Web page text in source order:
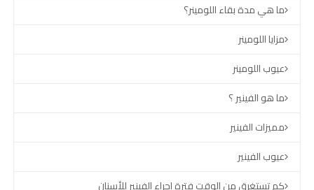
ما هي مدة بقاء اللومينر؟
مزايا اللومينر
عيوب اللومينر
ما هو الفينير ؟
مميزات الفينير
عيوب الفينير
كم تستغرق من الوقت فترة إجراء الفينير للأسنان